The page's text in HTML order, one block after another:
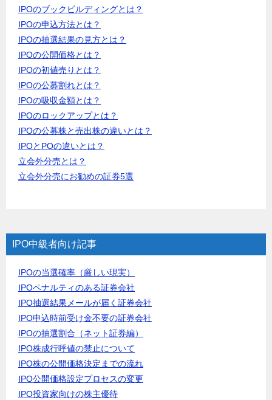
IPOのブックビルディングとは？
IPOの申込方法とは？
IPOの抽選結果の見方とは？
IPOの公開価格とは？
IPOの初値売りとは？
IPOの公募割れとは？
IPOの吸収金額とは？
IPOのロックアップとは？
IPOの公募株と売出株の違いとは？
IPOとPOの違いとは？
立会外分売とは？
立会外分売にお勧めの証券5選
IPO中級者向け記事
IPOの当選確率（厳しい現実）
IPOペナルティのある証券会社
IPO抽選結果メールが届く証券会社
IPO申込時前受け金不要の証券会社
IPOの抽選割合（ネット証券編）
IPO株成行呼値の禁止について
IPO株の公開価格決定までの流れ
IPO公開価格設定プロセスの変更
IPO投資家向けの株主優待